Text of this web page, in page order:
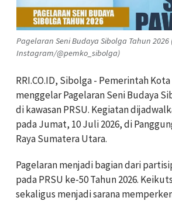
Pagelaran Seni Budaya Sibolga Tahun 2026
Instagram/@pemko_sibolga)
RRI.CO.ID, Sibolga - Pemerintah
menggelar Pagelaran Seni Budaya
di kawasan PRSU. Kegiatan
pada Jumat, 10 Juli 2026, di
Raya Sumatera Utara.
Pagelaran menjadi bagian dari
pada PRSU ke-50 Tahun 2026.
sekaligus menjadi sarana